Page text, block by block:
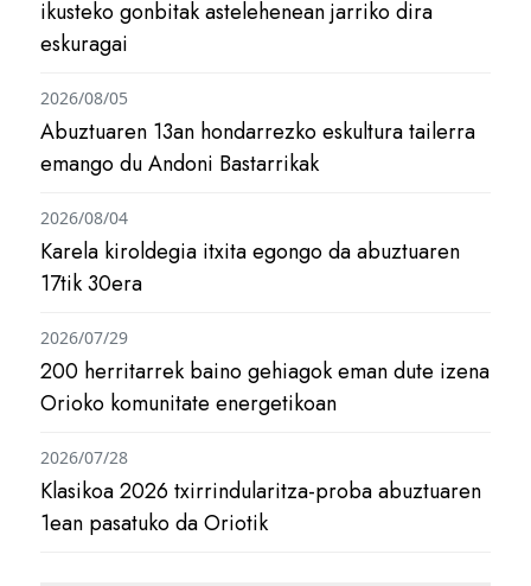
ikusteko gonbitak astelehenean jarriko dira
eskuragai
Abuztuaren 13an hondarrezko eskultura tailerra
emango du Andoni Bastarrikak
2026/08/05
Karela kiroldegia itxita egongo da abuztuaren
17tik 30era
2026/08/04
200 herritarrek baino gehiagok eman dute izena
Orioko komunitate energetikoan
2026/07/29
Klasikoa 2026 txirrindularitza-proba abuztuaren
1ean pasatuko da Oriotik
2026/07/28